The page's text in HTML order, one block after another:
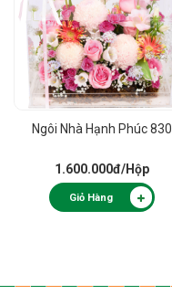
Ngôi Nhà Hạnh Phúc 830
1.600.000đ/Hộp
Giỏ Hàng